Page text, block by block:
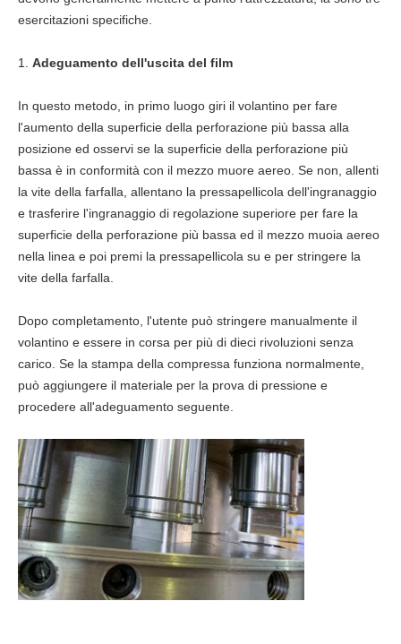
esercitazioni specifiche.
1. Adeguamento dell'uscita del film
In questo metodo, in primo luogo giri il volantino per fare
l'aumento della superficie della perforazione più bassa alla
posizione ed osservi se la superficie della perforazione più
bassa è in conformità con il mezzo muore aereo. Se non, allenti
la vite della farfalla, allentano la pressapellicola dell'ingranaggio
e trasferire l'ingranaggio di regolazione superiore per fare la
superficie della perforazione più bassa ed il mezzo muoia aereo
nella linea e poi premi la pressapellicola su e per stringere la
vite della farfalla.
Dopo completamento, l'utente può stringere manualmente il
volantino e essere in corsa per più di dieci rivoluzioni senza
carico. Se la stampa della compressa funziona normalmente,
può aggiungere il materiale per la prova di pressione e
procedere all'adeguamento seguente.